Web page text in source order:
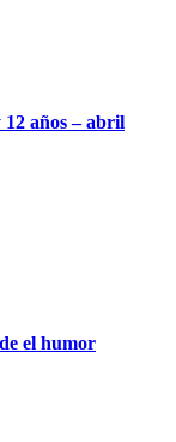
12 años – abril
el humor